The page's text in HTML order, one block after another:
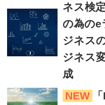
ネス検
の為のe
ジネス
ジネス
成
NEW